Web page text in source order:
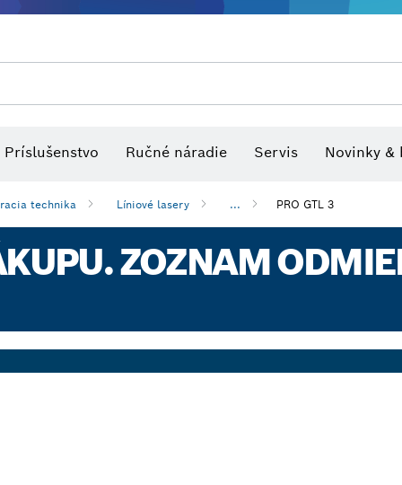
Príslušenstvo Ručné náradie Servis Novinky &
technika Líniové lasery ... PRO GTL 3
ZOZNAM